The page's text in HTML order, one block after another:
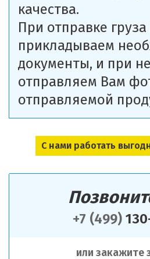
+7 (499)
или закажите
качества.
При отправке
прикладываем
документы, и при
отправляем Вам
отправляемой
С нами работать